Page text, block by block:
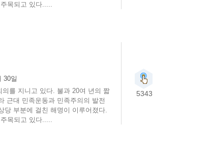
목되고 있다.....
30일
를 지니고 있다. 불과 20여 년의 짧
근대 민족운동과 민족주의의 발전
당 부분에 걸친 해명이 이루어졌다.
목되고 있다.....
5343